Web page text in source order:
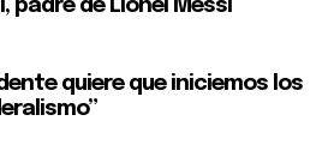
padre de Lionel Messi
quiere que iniciemos los